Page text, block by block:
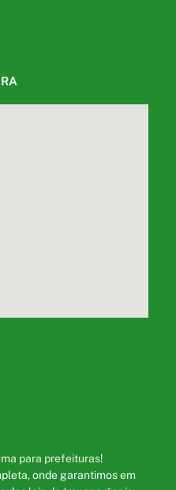
para prefeituras!
onde garantimos em